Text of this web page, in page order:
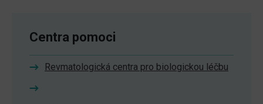
Centra pomoci
Revmatologická centra pro biologickou léčbu